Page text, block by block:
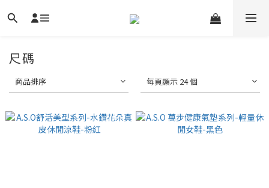
尺碼
商品排序 每頁顯示 24 個